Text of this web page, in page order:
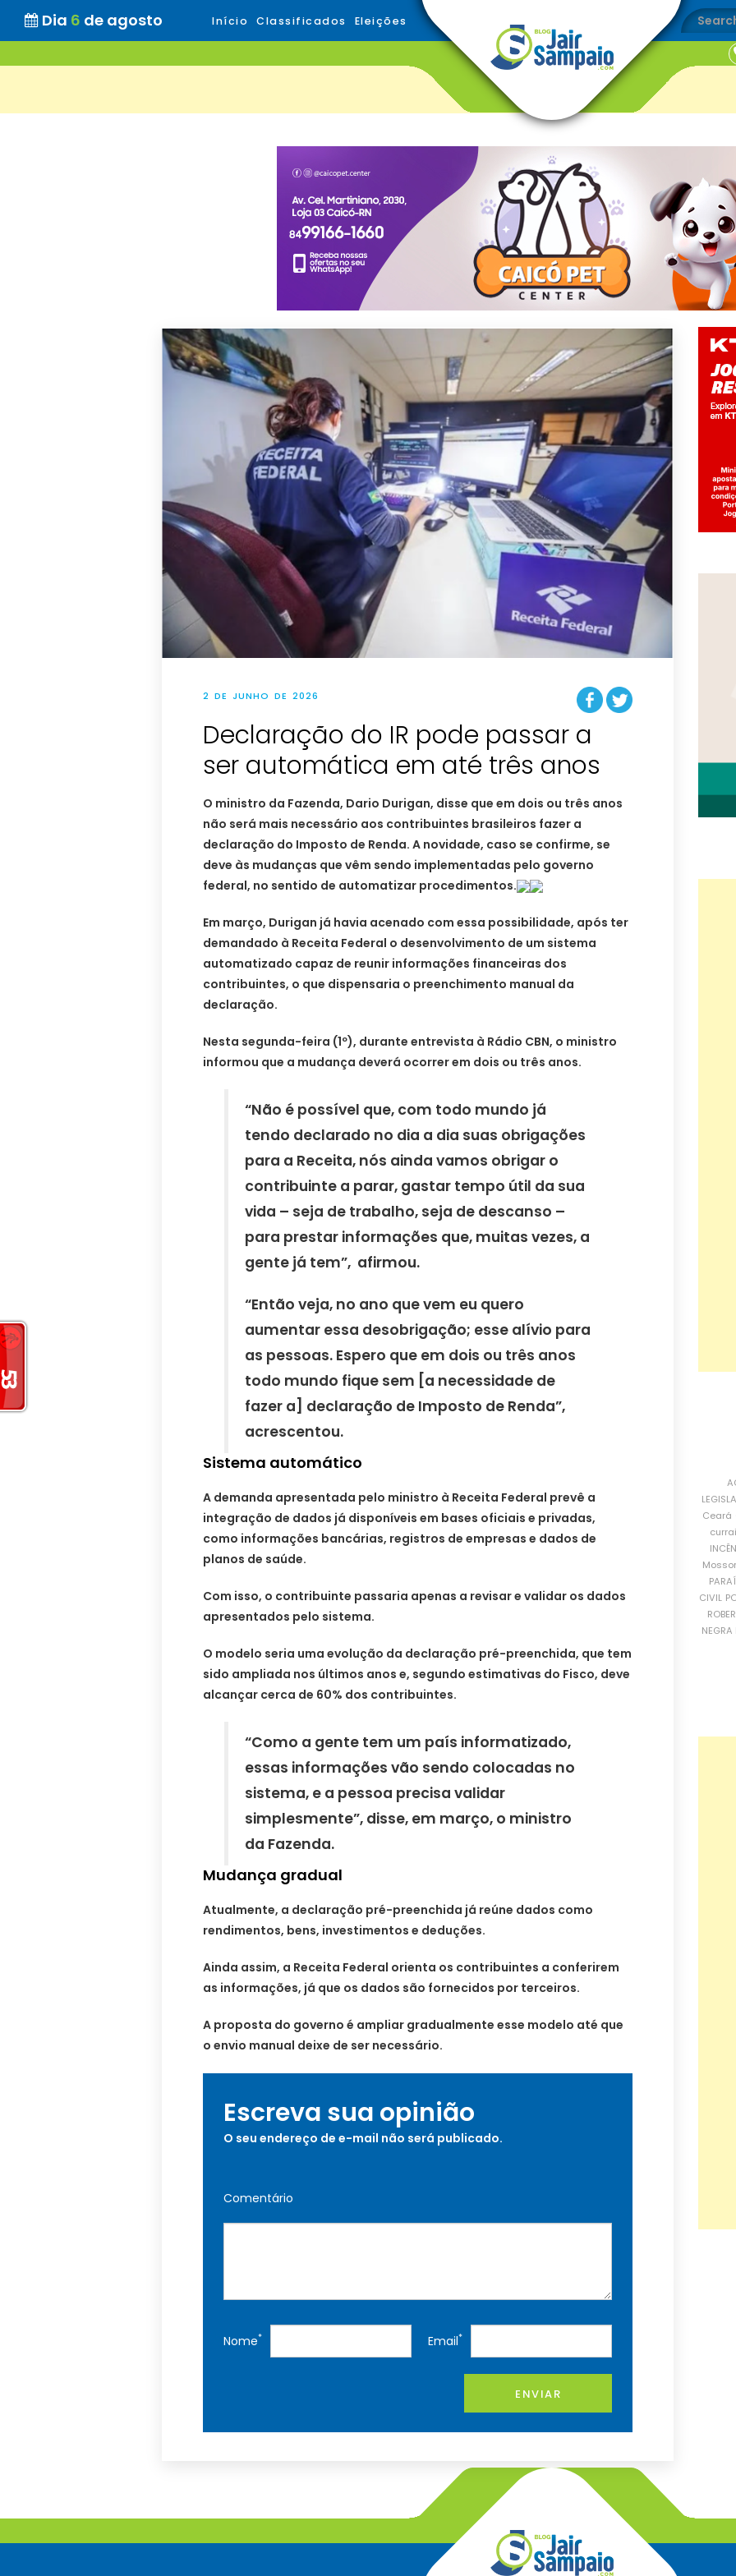
Dia 6 de agosto Início Classificados Eleições
2 DE JUNHO DE 2026
Declaração do IR pode passar a
ser automática em até três anos
O ministro da Fazenda, Dario Durigan, disse que em dois ou três anos
não será mais necessário aos contribuintes brasileiros fazer a
declaração do Imposto de Renda. A novidade, caso se confirme, se
deve às mudanças que vêm sendo implementadas pelo governo
federal, no sentido de automatizar procedimentos.
Em março, Durigan já havia acenado com essa possibilidade, após ter
demandado à Receita Federal o desenvolvimento de um sistema
automatizado capaz de reunir informações financeiras dos
contribuintes, o que dispensaria o preenchimento manual da
declaração.
Nesta segunda-feira (1º), durante entrevista à Rádio CBN, o ministro
informou que a mudança deverá ocorrer em dois ou três anos.
“Não é possível que, com todo mundo já
tendo declarado no dia a dia suas obrigações
para a Receita, nós ainda vamos obrigar o
contribuinte a parar, gastar tempo útil da sua
vida – seja de trabalho, seja de descanso –
para prestar informações que, muitas vezes, a
gente já tem”, afirmou.
“Então veja, no ano que vem eu quero
aumentar essa desobrigação; esse alívio para
as pessoas. Espero que em dois ou três anos
todo mundo fique sem [a necessidade de
fazer a] declaração de Imposto de Renda”,
acrescentou.
Sistema automático
A demanda apresentada pelo ministro à Receita Federal prevê a
integração de dados já disponíveis em bases oficiais e privadas,
como informações bancárias, registros de empresas e dados de
planos de saúde.
Com isso, o contribuinte passaria apenas a revisar e validar os dados
apresentados pelo sistema.
O modelo seria uma evolução da declaração pré-preenchida, que tem
sido ampliada nos últimos anos e, segundo estimativas do Fisco, deve
alcançar cerca de 60% dos contribuintes.
“Como a gente tem um país informatizado,
essas informações vão sendo colocadas no
sistema, e a pessoa precisa validar
simplesmente”, disse, em março, o ministro
da Fazenda.
Mudança gradual
Atualmente, a declaração pré-preenchida já reúne dados como
rendimentos, bens, investimentos e deduções.
Ainda assim, a Receita Federal orienta os contribuintes a conferirem
as informações, já que os dados são fornecidos por terceiros.
A proposta do governo é ampliar gradualmente esse modelo até que
o envio manual deixe de ser necessário.
Escreva sua opinião
O seu endereço de e-mail não será publicado.
Comentário
Nome* Email*
ENVIAR
Ceará
CIVIL
NEGRA